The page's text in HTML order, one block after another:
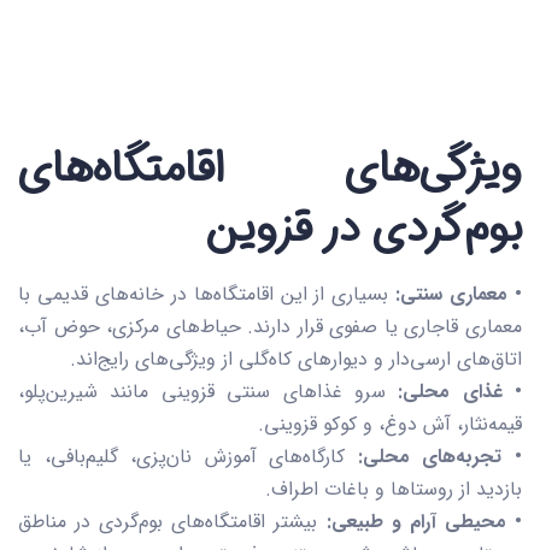
ویژگی‌های اقامتگاه‌های
بوم‌گردی در قزوین
• معماری سنتی: بسیاری از این اقامتگاه‌ها در خانه‌های قدیمی با
معماری قاجاری یا صفوی قرار دارند. حیاط‌های مرکزی، حوض آب،
اتاق‌های ارسی‌دار و دیوارهای کاه‌گلی از ویژگی‌های رایج‌اند.
• غذای محلی: سرو غذاهای سنتی قزوینی مانند شیرین‌پلو،
قیمه‌نثار، آش دوغ، و کوکو قزوینی.
• تجربه‌های محلی: کارگاه‌های آموزش نان‌پزی، گلیم‌بافی، یا
بازدید از روستاها و باغات اطراف.
• محیطی آرام و طبیعی: بیشتر اقامتگاه‌های بوم‌گردی در مناطق